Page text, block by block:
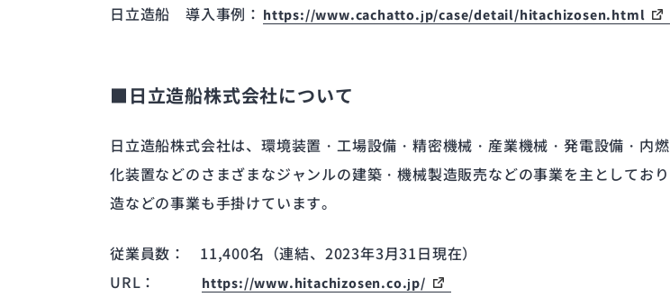
日立造船 導入事例： https://www.cachatto.jp/case/detail/hitachizosen.html
■日立造船株式会社について
日立造船株式会社は、環境装置・工場設備・精密機械・産業機械・発電設備・内
化装置などのさまざまなジャンルの建築・機械製造販売などの事業を主としてお
造などの事業も手掛けています。
従業員数：
11,400名（連結、2023年3月31日現在）
URL：
https://www.hitachizosen.co.jp/